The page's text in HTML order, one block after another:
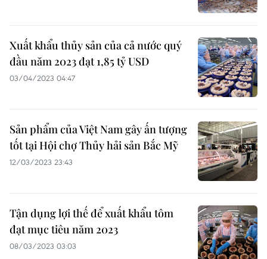
Xuất khẩu thủy sản của cả nước quý
đầu năm 2023 đạt 1,85 tỷ USD
03/04/2023 04:47
Sản phẩm của Việt Nam gây ấn tượng
tốt tại Hội chợ Thủy hải sản Bắc Mỹ
12/03/2023 23:43
Tận dụng lợi thế để xuất khẩu tôm
đạt mục tiêu năm 2023
08/03/2023 03:03